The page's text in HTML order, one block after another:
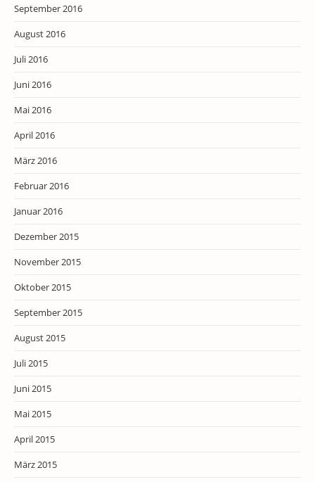
September 2016
August 2016
Juli 2016
Juni 2016
Mai 2016
April 2016
März 2016
Februar 2016
Januar 2016
Dezember 2015
November 2015
Oktober 2015
September 2015
August 2015
Juli 2015
Juni 2015
Mai 2015
April 2015
März 2015